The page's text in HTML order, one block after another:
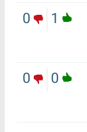
1
0
0
0